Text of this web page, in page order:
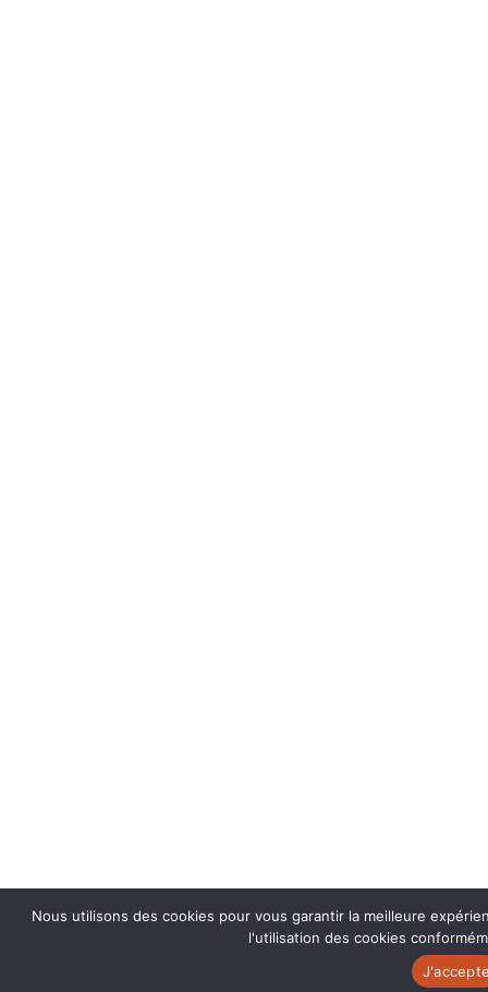
Nous utilisons des cookies pour vous garantir la meilleure
l'utilisation des cookies